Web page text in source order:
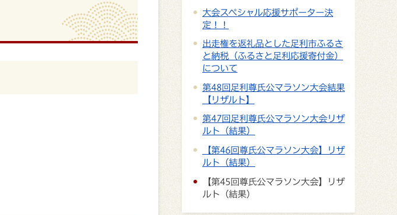
大会スペシャル応援サポーター決
定！！
出走権を返礼品とした足利市ふるさ
と納税（ふるさと足利応援寄付金）
について
第48回足利尊氏公マラソン大会結果
【リザルト】
第47回足利尊氏公マラソン大会リザ
ルト（結果）
【第46回尊氏公マラソン大会】リザ
ルト（結果）
【第45回尊氏公マラソン大会】リザ
ルト（結果）